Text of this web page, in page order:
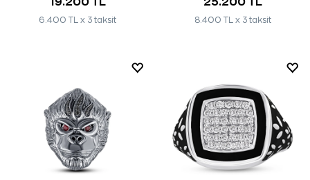
6.400 TL x 3 taksit 8.400 TL x 3 taksit